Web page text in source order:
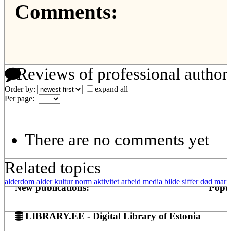
Comments:
Reviews of professional
Order by:
expand all
Per page:
There are no comments yet
Related topics
alderdom alder kultur norm aktivitet arbeid media bilde siffer død
New publications:
LIBRARY.EE - Digital Library of Estonia